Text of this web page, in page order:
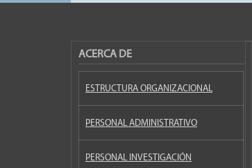
ACERCA DE
ESTRUCTURA ORGANIZACIONAL
PERSONAL ADMINISTRATIVO
PERSONAL INVESTIGACIÓN